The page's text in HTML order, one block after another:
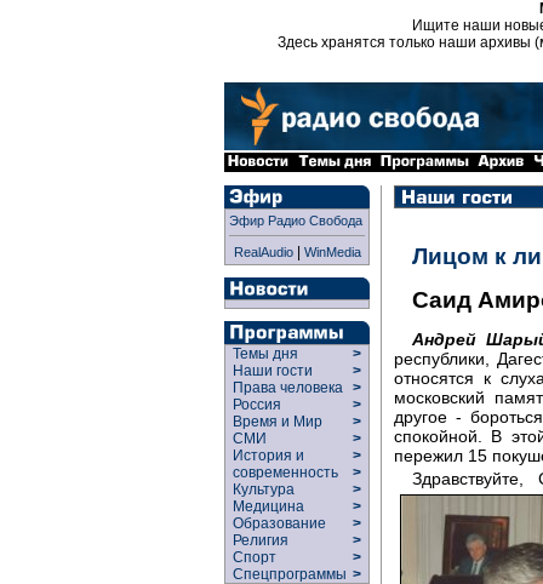
Ищите наши
Здесь хранятся только наши архивы
Эфир Радио Свобода
RealAudio| WinMedia
Темы дня
>
Наши гости
>
Права человека >
Россия
>
Время и Мир
>
СМИ
>
История и
современность
>
>
Культура
>
Медицина
>
Образование
>
Религия
>
Спорт
>
Спецпрограммы >
Лицом к
Саид
Андрей
республики,
относятся к
московский
другое -
спокойной. В
пережил 15